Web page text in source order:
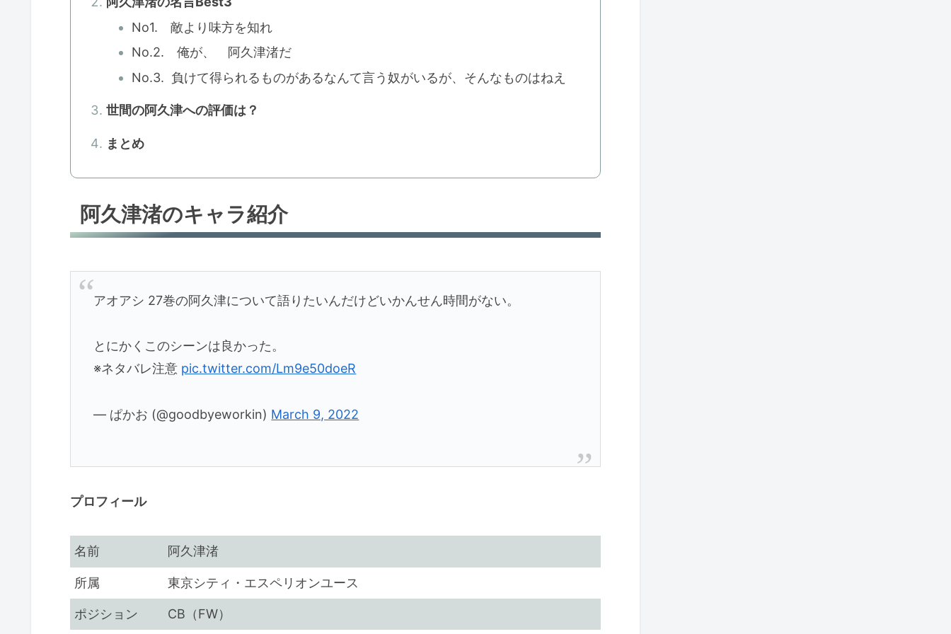
No1. 敵より味方を知れ
No.2. 俺が、 阿久津渚だ
No.3. 負けて得られるものがあるなんて言う奴がいるが、そんなものはねえ
世間の阿久津への評価は？
まとめ
阿久津渚のキャラ紹介
アオアシ 27巻の阿久津について語りたいんだけどいかんせん時間がない。
とにかくこのシーンは良かった。
※ネタバレ注意 pic.twitter.com/Lm9e50doeR
— ぱかお (@goodbyeworkin) March 9, 2022
プロフィール
名前 阿久津渚
所属 東京シティ・エスペリオンユース
ポジション CB（FW）